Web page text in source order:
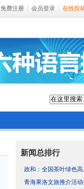
免费注册 会员登录 在线投
新闻总排行
· 政和：全国茶叶绿色
· 青海果洛文旅推介活